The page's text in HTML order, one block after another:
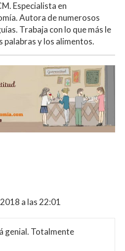
Especialista en
Autora de numerosos
Trabaja con lo que más le
palabras y los alimentos.
a las 22:01
genial. Totalmente